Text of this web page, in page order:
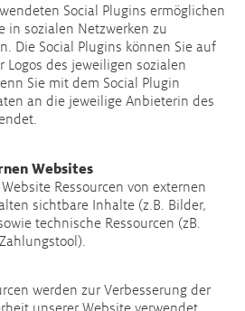
Social Plugins ermöglichen
in sozialen Netzwerken zu
Die Social Plugins können Sie auf
Logos des jeweiligen sozialen
Sie mit dem Social Plugin
an die jeweilige Anbieterin des
Websites
Ressourcen von externen
sichtbare Inhalte (z.B. Bilder,
technische Ressourcen (zB.
werden zur Verbesserung der
unserer Website verwendet.